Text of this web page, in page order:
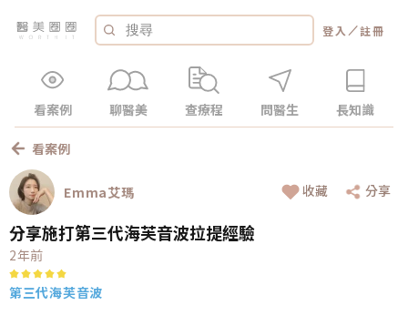
登入 ／註冊
看案例 聊醫美 查療程 問醫生 長知識
看案例
Emma艾瑪 收藏 分享
分享施打第三代海芙音波拉提經驗
2年前
第三代海芙音波